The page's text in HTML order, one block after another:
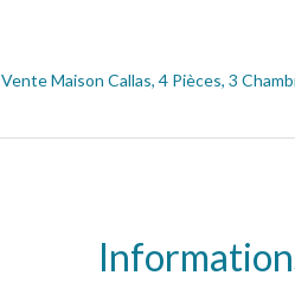
Vente Maison Callas, 4 Pièces, 3